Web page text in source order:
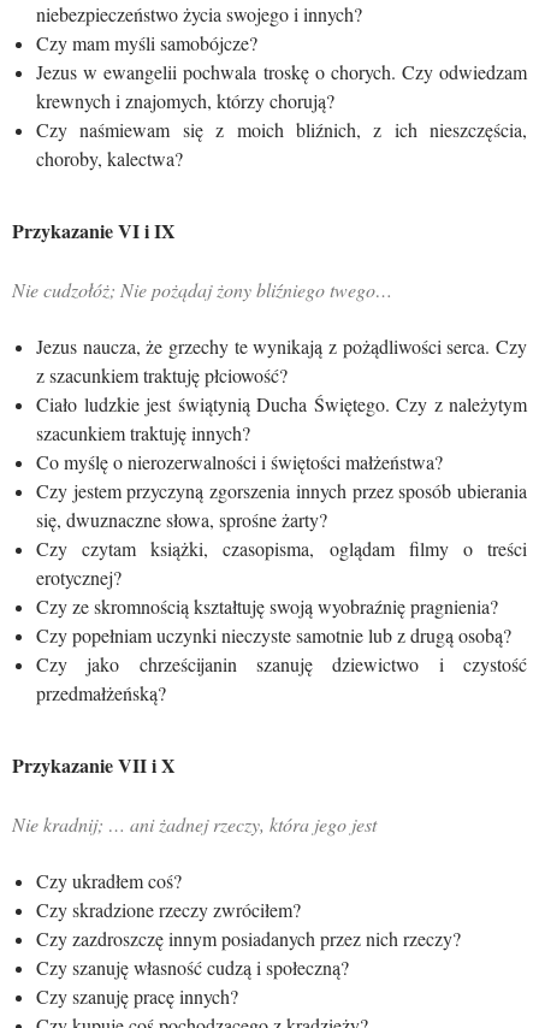
niebezpieczeństwo życia swojego i innych?
Czy mam myśli samobójcze?
Jezus w ewangelii pochwala troskę o chorych. Czy odwiedzam
krewnych i znajomych, którzy chorują?
Czy naśmiewam się z moich bliźnich, z ich nieszczęścia,
choroby, kalectwa?
Przykazanie VI i IX
Nie cudzołóż; Nie pożądaj żony bliźniego twego…
Jezus naucza, że grzechy te wynikają z pożądliwości serca. Czy
z szacunkiem traktuję płciowość?
Ciało ludzkie jest świątynią Ducha Świętego. Czy z należytym
szacunkiem traktuję innych?
Co myślę o nierozerwalności i świętości małżeństwa?
Czy jestem przyczyną zgorszenia innych przez sposób ubierania
się, dwuznaczne słowa, sprośne żarty?
Czy czytam książki, czasopisma, oglądam filmy o treści
erotycznej?
Czy ze skromnością kształtuję swoją wyobraźnię pragnienia?
Czy popełniam uczynki nieczyste samotnie lub z drugą osobą?
Czy jako chrześcijanin szanuję dziewictwo i czystość
przedmałżeńską?
Przykazanie VII i X
Nie kradnij; … ani żadnej rzeczy, która jego jest
Czy ukradłem coś?
Czy skradzione rzeczy zwróciłem?
Czy zazdroszczę innym posiadanych przez nich rzeczy?
Czy szanuję własność cudzą i społeczną?
Czy szanuję pracę innych?